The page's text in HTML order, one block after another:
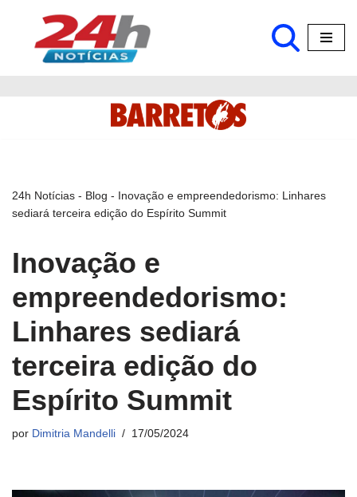
Pular
24h Notícias - Blog - Inovação e empreendedorismo: Linhares
sediará terceira edição do Espírito Summit
Inovação e
empreendedorismo:
Linhares sediará
terceira edição do
Espírito Summit
por Dimitria Mandelli 17/05/2024